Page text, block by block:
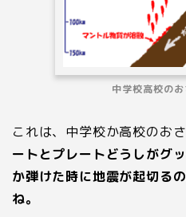
中学校高校のお
これは、中学校か高校のお
ートとプレートどうしがグ
か弾けた時に地震が起切る
ね。